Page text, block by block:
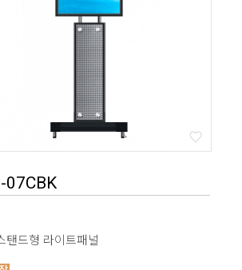
07CBK
탠드형 라이트패널